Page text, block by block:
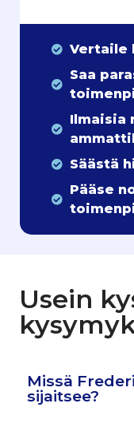
Vertaile
Saa
Ilmaisia
Säästä
Pääse
Usein
Missä
sijaitsee?